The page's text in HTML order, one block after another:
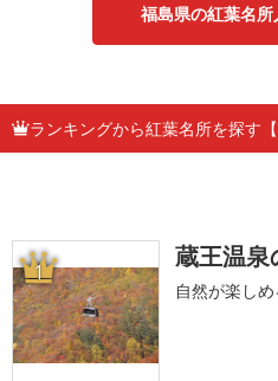
福島県の紅葉名
ランキングから紅葉名所を探す【
1 蔵王温泉
自然が楽し